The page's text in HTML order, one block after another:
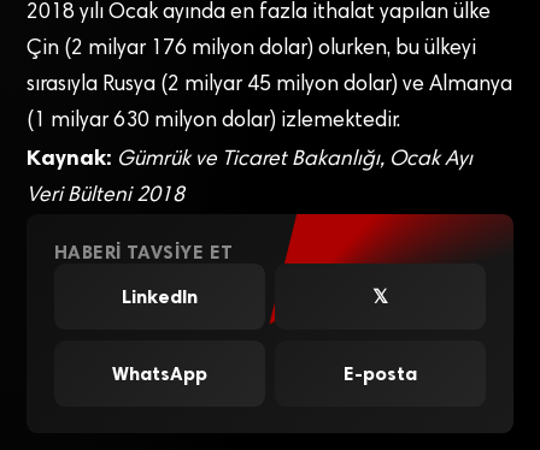
2018 yılı Ocak ayında en fazla ithalat yapılan ülke
Çin (2 milyar 176 milyon dolar) olurken, bu ülkeyi
sırasıyla Rusya (2 milyar 45 milyon dolar) ve Almanya
(1 milyar 630 milyon dolar) izlemektedir.
Kaynak: Gümrük ve Ticaret Bakanlığı, Ocak Ayı
Veri Bülteni 2018
HABERI TAVSIYE ET
LinkedIn
𝕏
WhatsApp E-posta